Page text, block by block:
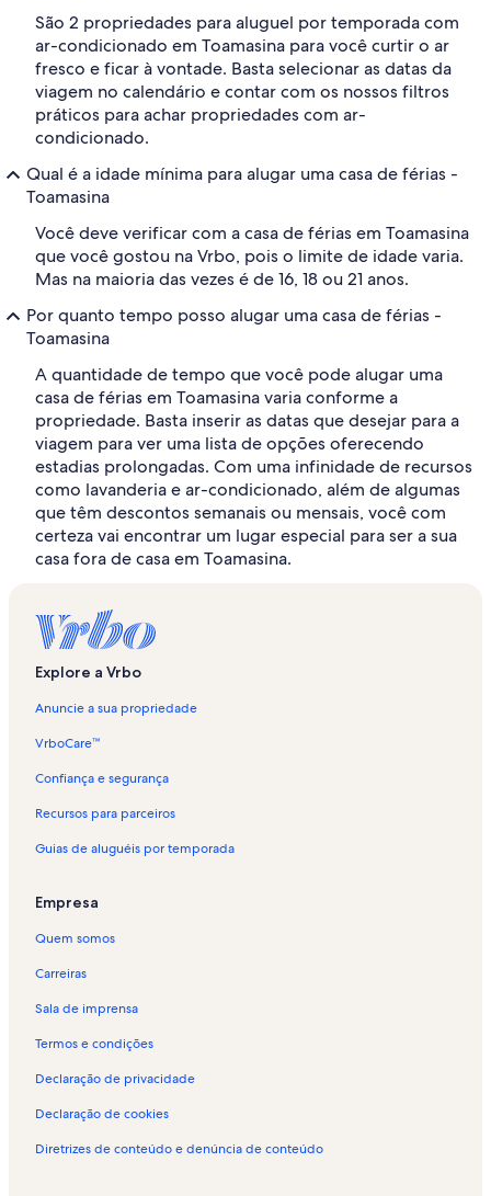
São 2 propriedades para aluguel por temporada com
ar-condicionado em Toamasina para você curtir o ar
fresco e ficar à vontade. Basta selecionar as datas da
viagem no calendário e contar com os nossos filtros
práticos para achar propriedades com ar-
condicionado.
Qual é a idade mínima para alugar uma casa de férias -
Toamasina
Você deve verificar com a casa de férias em Toamasina
que você gostou na Vrbo, pois o limite de idade varia.
Mas na maioria das vezes é de 16, 18 ou 21 anos.
Por quanto tempo posso alugar uma casa de férias -
Toamasina
A quantidade de tempo que você pode alugar uma
casa de férias em Toamasina varia conforme a
propriedade. Basta inserir as datas que desejar para a
viagem para ver uma lista de opções oferecendo
estadias prolongadas. Com uma infinidade de recursos
como lavanderia e ar-condicionado, além de algumas
que têm descontos semanais ou mensais, você com
certeza vai encontrar um lugar especial para ser a sua
casa fora de casa em Toamasina.
Explore a Vrbo
Anuncie a sua propriedade
VrboCare™
Confiança e segurança
Recursos para parceiros
Guias de aluguéis por temporada
Empresa
Quem somos
Carreiras
Sala de imprensa
Termos e condições
Declaração de privacidade
Declaração de cookies
Diretrizes de conteúdo e denúncia de conteúdo